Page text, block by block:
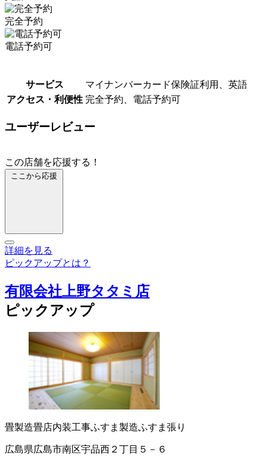
完全予約
電話予約可
サービス
マイナンバーカード保険証利用、英語
アクセス・利便性 完全予約、電話予約可
ユーザーレビュー
この店舗を応援する！
ここから応援
詳細を見る
ピックアップとは？
有限会社上野タタミ店
ピックアップ
畳製造畳店内装工事ふすま製造ふすま張り
広島県広島市南区宇品西２丁目５－６